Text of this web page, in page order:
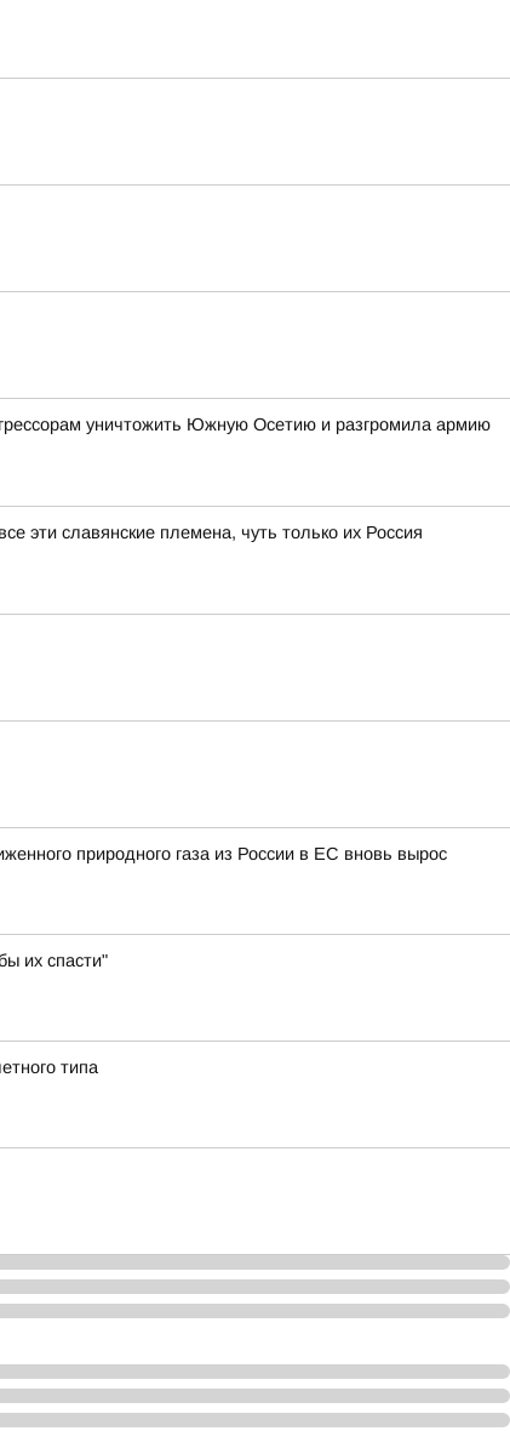
уничтожить Южную Осетию и разгромила армию
эти славянские племена, чуть только их Россия
природного газа из России в ЕС вновь вырос
их спасти"
типа